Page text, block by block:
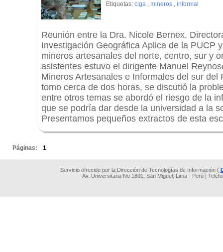
Etiquetas: ciga , mineros , informal
Reunión entre la Dra. Nicole Bernex,
Investigación Geográfica Aplica de la PUCP
mineros artesanales del norte, centro, sur y
asistentes estuvo el dirigente Manuel
Mineros Artesanales e Informales del sur del
tomo cerca de dos horas, se discutió la
entre otros temas se abordó el riesgo de la
que se podría dar desde la universidad a la
Presentamos pequeños extractos de esta
Páginas: 1
Servicio ofrecido por la Dirección de Tecnologías de Información (
Av. Universitaria No 1801, San Miguel, Lima - Perú |